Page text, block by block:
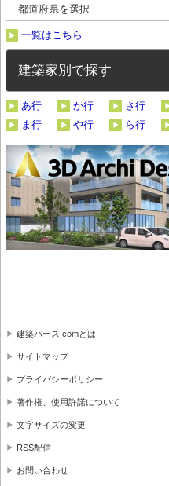
一覧はこちら
建築家別で探す
あ行 か行 さ行
ま行
や行 ら行
建築パース.comとは
サイトマップ
プライバシーポリシー
著作権、使用許諾について
文字サイズの変更
RSS配信
お問い合わせ